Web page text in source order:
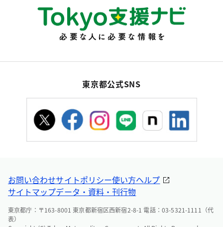
東京都公式SNS
お問い合わせサイトポリシー使い方ヘルプ
サイトマップデータ・資料・刊行物
東京都庁：〒163-8001 東京都新宿区西新宿2-8-1 電話：03-5321-1111（代
表）